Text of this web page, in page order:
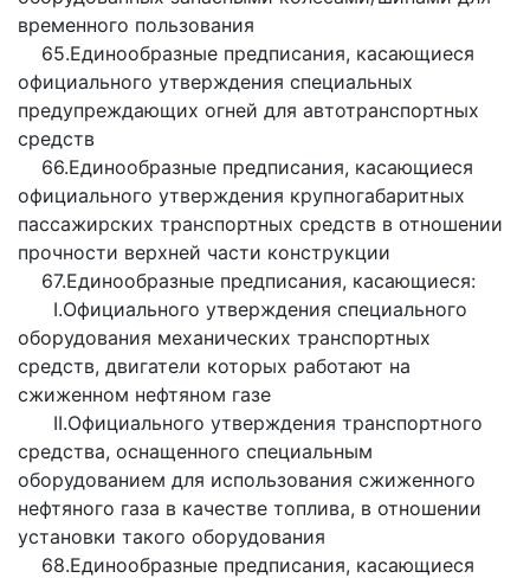
временного пользования
65.Единообразные предписания, касающиеся
официального утверждения специальных
предупреждающих огней для автотранспортных
средств
66.Единообразные предписания, касающиеся
официального утверждения крупногабаритных
пассажирских транспортных средств в отношении
прочности верхней части конструкции
67.Единообразные предписания, касающиеся:
I.Официального утверждения специального
оборудования механических транспортных
средств, двигатели которых работают на
сжиженном нефтяном газе
II.Официального утверждения транспортного
средства, оснащенного специальным
оборудованием для использования сжиженного
нефтяного газа в качестве топлива, в отношении
установки такого оборудования
68.Единообразные предписания, касающиеся